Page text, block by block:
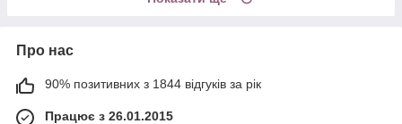
Про нас
90% позитивних з 1844 відгуків за рік
Працює з 26.01.2015